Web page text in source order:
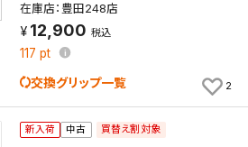
在庫店：豊田248店
12,900 税込
117 pt
交換グリップ一覧 2
新入荷 中古 買替え割対象